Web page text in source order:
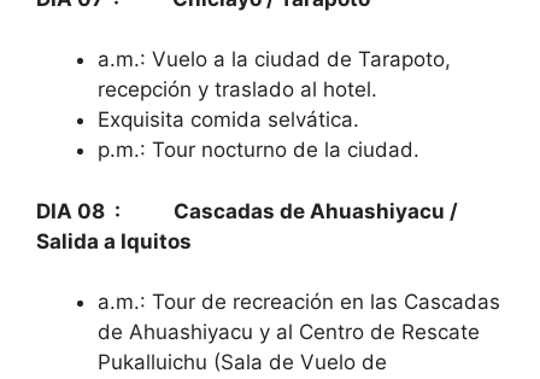
a.m.: Vuelo a la ciudad de Tarapoto,
recepción y traslado al hotel.
Exquisita comida selvática.
p.m.: Tour nocturno de la ciudad.
DIA 08 : Cascadas de Ahuashiyacu /
Salida a Iquitos
a.m.: Tour de recreación en las Cascadas
de Ahuashiyacu y al Centro de Rescate
Pukalluichu (Sala de Vuelo de